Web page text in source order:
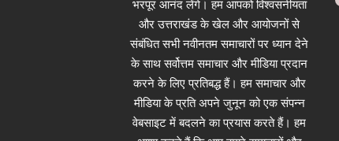
भरपूर आनंद लेंगे। हम आपको विश्वसनीयता
और उत्तराखंड के खेल और आयोजनों से
संबंधित सभी नवीनतम समाचारों पर ध्यान देने
के साथ सर्वोत्तम समाचार और मीडिया प्रदान
करने के लिए प्रतिबद्ध हैं। हम समाचार और
मीडिया के प्रति अपने जुनून को एक संपन्न
वेबसाइट में बदलने का प्रयास करते हैं। हम